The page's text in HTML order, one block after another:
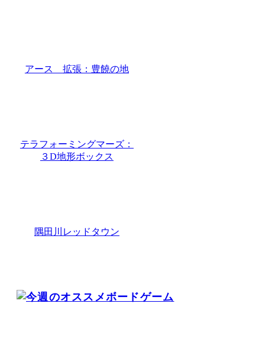
アース 拡張：豊饒の地
テラフォーミングマーズ：
３D地形ボックス
隅田川レッドタウン